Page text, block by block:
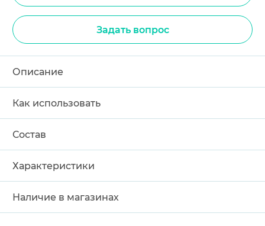
Задать вопрос
Описание
Как использовать
Состав
Характеристики
Наличие в магазинах